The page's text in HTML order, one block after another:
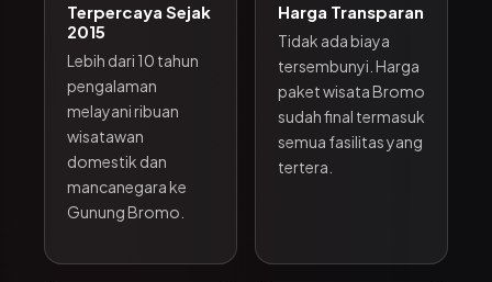
Terpercaya Sejak
2015
Lebih dari 10 tahun
pengalaman
melayani ribuan
wisatawan
domestik dan
mancanegara ke
Gunung Bromo.
Harga Transparan
Tidak ada biaya
tersembunyi. Harga
paket wisata Bromo
sudah final termasuk
semua fasilitas yang
tertera.